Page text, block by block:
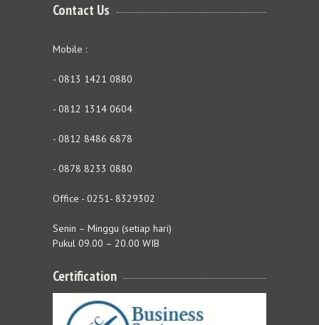
Contact Us
Mobile :
- 0813 1421 0880
- 0812 1314 0604
- 0812 8486 6878
- 0878 8233 0880
Office - 0251- 8329302
Senin – Minggu (setiap hari)
Pukul 09.00 – 20.00 WIB
Certification